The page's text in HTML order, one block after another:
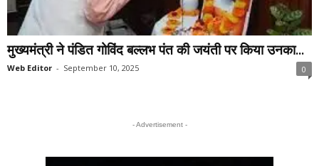
मुख्यमंत्री ने पंडित गोविंद बल्लभ पंत की जयंती पर किया उनका...
Web Editor - September 10, 2025 0
- Advertisement -